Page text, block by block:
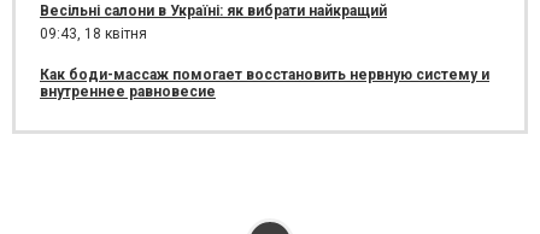
Весільні салони в Україні: як вибрати найкращий
09:43, 18 квітня
Как боди-массаж помогает восстановить нервную систему и
внутреннее равновесие